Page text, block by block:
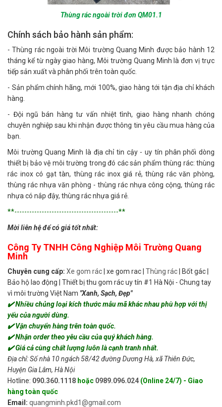
Thùng rác ngoài trời đơn QM01.1
Chính sách bảo hành sản phẩm:
- Thùng rác ngoài trời Môi trường Quang Minh được bảo hành 12
tháng kể từ ngày giao hàng, Môi trường Quang Minh là đơn vị trực
tiếp sản xuất và phân phối trên toàn quốc.
- Sản phẩm chính hãng, mới 100%, giao hàng tới tận địa chỉ khách
hàng.
- Đội ngũ bán hàng tư vấn nhiệt tình, giao hàng nhanh chóng
chuyên nghiệp sau khi nhận được thông tin yêu cầu mua hàng của
bạn.
Môi trường Quang Minh là địa chỉ tin cậy - uy tín phân phối dòng
thiết bị bảo vệ môi trường trong đó các sản phẩm thùng rác: thùng
rác inox có gạt tàn, thùng rác inox giá rẻ, thùng rác văn phòng,
thùng rác nhựa văn phòng - thùng rác nhựa công cộng, thùng rác
nhựa có nắp đậy, thùng rác nhựa giá rẻ.
**------------------------------------------**
Mời liên hệ để có giá tốt nhất:
Công Ty TNHH Công Nghiệp Môi Trường Quang
Minh
Chuyên cung cấp: Xe gom rác | xe gom rac | Thùng rác | Bốt gác |
Bảo hộ lao động | Thiết bị thu gom rác uy tín #1 Hà Nội - Chung tay
vì môi trường Việt Nam "Xanh, Sạch, Đẹp"
✔️ Nhiều chủng loại kích thước mẫu mã khác nhau phù hợp với thị
yếu của người dùng.
✔️ Vận chuyển hàng trên toàn quốc.
✔️ Nhận order theo yêu cầu của quý khách hàng.
✔️ Giá cả cùng chất lượng luôn là cạnh tranh nhất.
Địa chỉ: Số nhà 10 ngách 58/42 đường Dương Hà, xã Thiên Đức,
Huyện Gia Lâm, Hà Nội
Hotline: 090.360.1118 hoặc 0989.096.024 (Online 24/7) - Giao
hàng toàn quốc
Email: quangminh.pkd1@gmail.com